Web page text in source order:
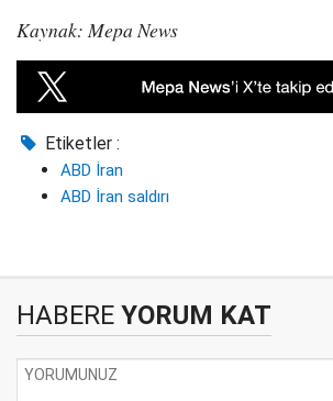
Kaynak: Mepa News
Etiketler :
ABD İran
ABD İran saldırı
HABERE YORUM KAT